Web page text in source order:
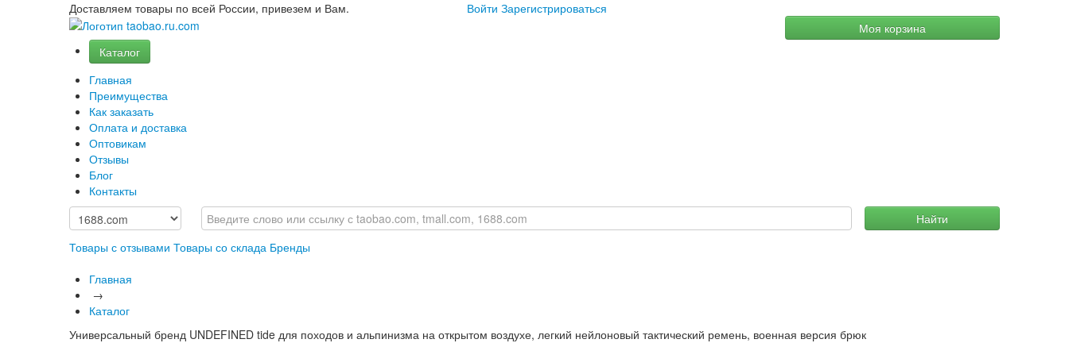
Доставляем товары по всей России, привезем и Вам. Войти Зарегистрироваться
Моя корзина
Каталог
Главная
Преимущества
Как заказать
Оплата и доставка
Оптовикам
Отзывы
Блог
Контакты
Товары с отзывами Товары со склада Бренды
Найти
Главная
→
Каталог
Универсальный бренд UNDEFINED tide для походов и альпинизма на открытом воздухе, легкий нейлоновый тактический ремень, военная версия брюк